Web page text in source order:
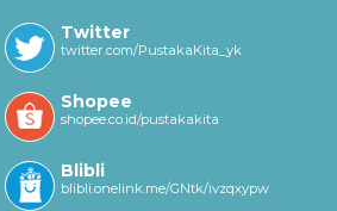
Twitter
twitter.com/PustakaKita_yk
Shopee
shopee.co.id/pustakakita
Blibli
blibli.onelink.me/GNtk/ivzqxypw